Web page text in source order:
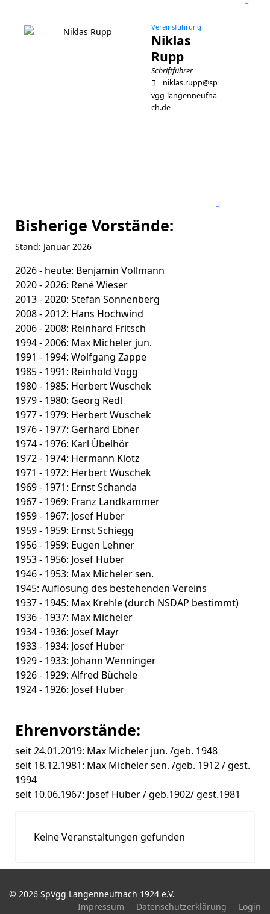
Vereinsführung
Niklas
Rupp
Schriftführer
niklas.rupp@sp
vgg-langenneufna
ch.de
Bisherige Vorstände:
Stand: Januar 2026
2026 - heute: Benjamin Vollmann
2020 - 2026: René Wieser
2013 - 2020: Stefan Sonnenberg
2008 - 2012: Hans Hochwind
2006 - 2008: Reinhard Fritsch
1994 - 2006: Max Micheler jun.
1991 - 1994: Wolfgang Zappe
1985 - 1991: Reinhold Vogg
1980 - 1985: Herbert Wuschek
1979 - 1980: Georg Redl
1977 - 1979: Herbert Wuschek
1976 - 1977: Gerhard Ebner
1974 - 1976: Karl Übelhör
1972 - 1974: Hermann Klotz
1971 - 1972: Herbert Wuschek
1969 - 1971: Ernst Schanda
1967 - 1969: Franz Landkammer
1959 - 1967: Josef Huber
1959 - 1959: Ernst Schiegg
1956 - 1959: Eugen Lehner
1953 - 1956: Josef Huber
1946 - 1953: Max Micheler sen.
1945: Auflösung des bestehenden Vereins
1937 - 1945: Max Krehle (durch NSDAP bestimmt)
1936 - 1937: Max Micheler
1934 - 1936: Josef Mayr
1933 - 1934: Josef Huber
1929 - 1933: Johann Wenninger
1926 - 1929: Alfred Büchele
1924 - 1926: Josef Huber
Ehrenvorstände:
seit 24.01.2019: Max Micheler jun. /geb. 1948
seit 18.12.1981: Max Micheler sen. /geb. 1912 / gest.
1994
seit 10.06.1967: Josef Huber / geb.1902/ gest.1981
Keine Veranstaltungen gefunden
© 2026 SpVgg Langenneufnach 1924 e.V.
Impressum
Datenschutzerklärung Login